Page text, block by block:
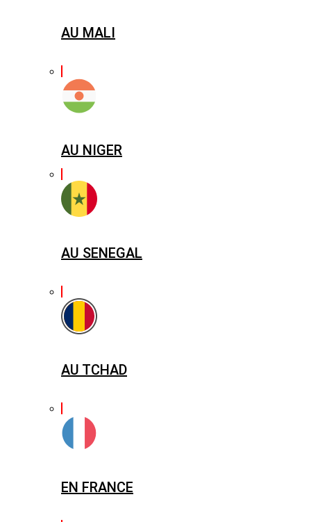
AU MALI
AU NIGER
AU SENEGAL
AU TCHAD
EN FRANCE